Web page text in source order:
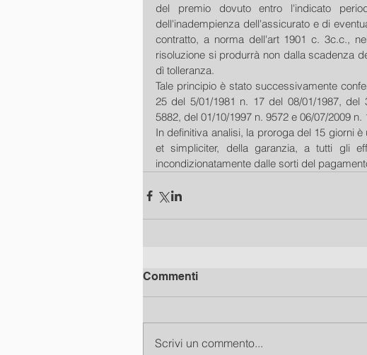
del premio dovuto entro l'indicato
dell'inadempienza dell'assicurato e di
contratto, a norma dell'art 1901 c. 3c.c.,
risoluzione si produrrà non dalla scadenza
dì tolleranza.
Tale principio è stato successivamente
25 del 5/01/1981 n. 17 del 08/01/1987, del
5882, del 01/10/1997 n. 9572 e 06/07/2009 n.
In definitiva analisi, la proroga del 15 giorni
et simpliciter, della garanzia, a tutti gli
incondizionatamente dalle sorti del
Commenti
Scrivi un commento...